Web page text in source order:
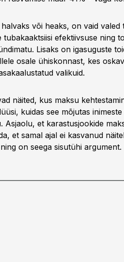
või heaks, on vaid valed
efektiivsuse ning
Lisaks on igasuguste
osale ühiskonnast, kes
valikuid.
näited, kus maksu
kuidas see mõjutas
Asjaolu, et karastusjookide
et samal ajal ei kasvanud
on seega sisutühi argument.